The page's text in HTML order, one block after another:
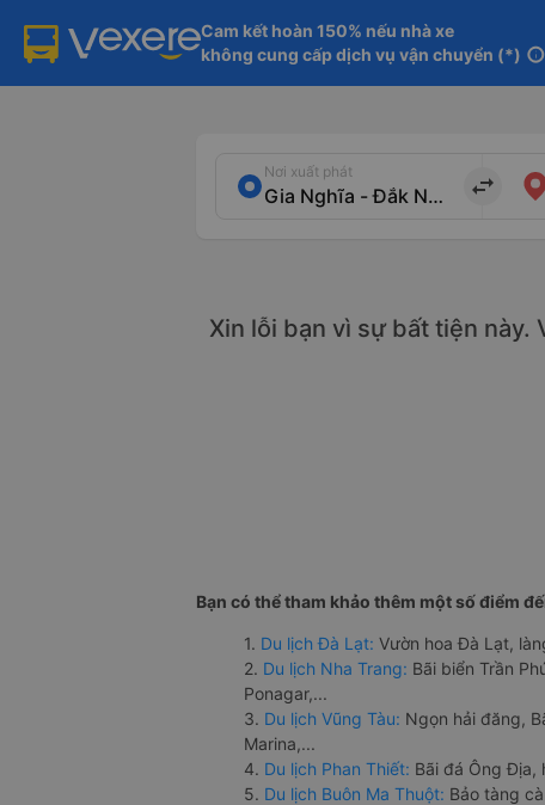
Cam kết hoàn 150% nếu nhà xe
không cung cấp dịch vụ vận chuyển (*) info
Nơi xuất phát
import_export
Xin lỗi bạn vì sự bất tiện này.
Bạn có thể tham khảo thêm một số điểm
1. Du lịch Đà Lạt: Vườn hoa Đà Lạt,
2. Du lịch Nha Trang: Bãi biển Trần
Ponagar,...
3. Du lịch Vũng Tàu: Ngọn hải đăng,
Marina,...
4. Du lịch Phan Thiết: Bãi đá Ông Địa,
5. Du lịch Buôn Ma Thuột: Bảo tàng